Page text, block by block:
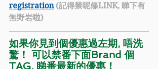
registration (記得禁呢條LINK, 睇下有
無野岩啦)
如果你見到個優惠過左期, 唔洗
驚！ 可以禁番下面Brand 個
TAG, 睇番最新的優惠！